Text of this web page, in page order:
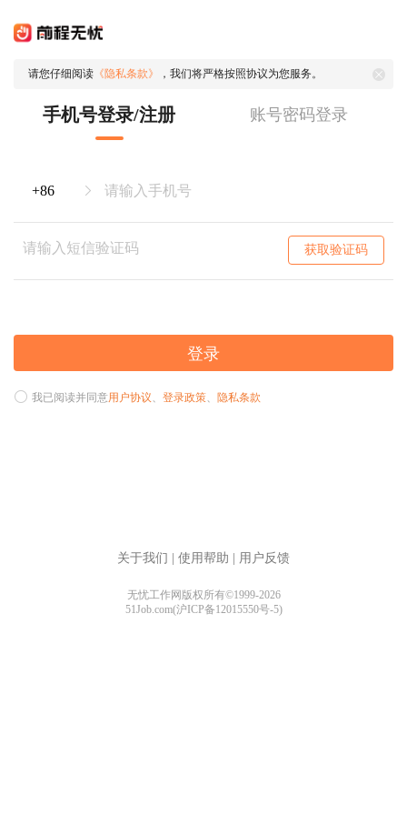
请您仔细阅读 《隐私条款》 ，我们将严格按照协议为您服务。
手机号登录/注册 账号密码登录
获取验证码
登录
我已阅读并同意用户协议、 登录政策、 隐私条款
关于我们 使用帮助 用户反馈
无忧工作网版权所有©1999-2026
51Job.com(沪ICP备12015550号-5)